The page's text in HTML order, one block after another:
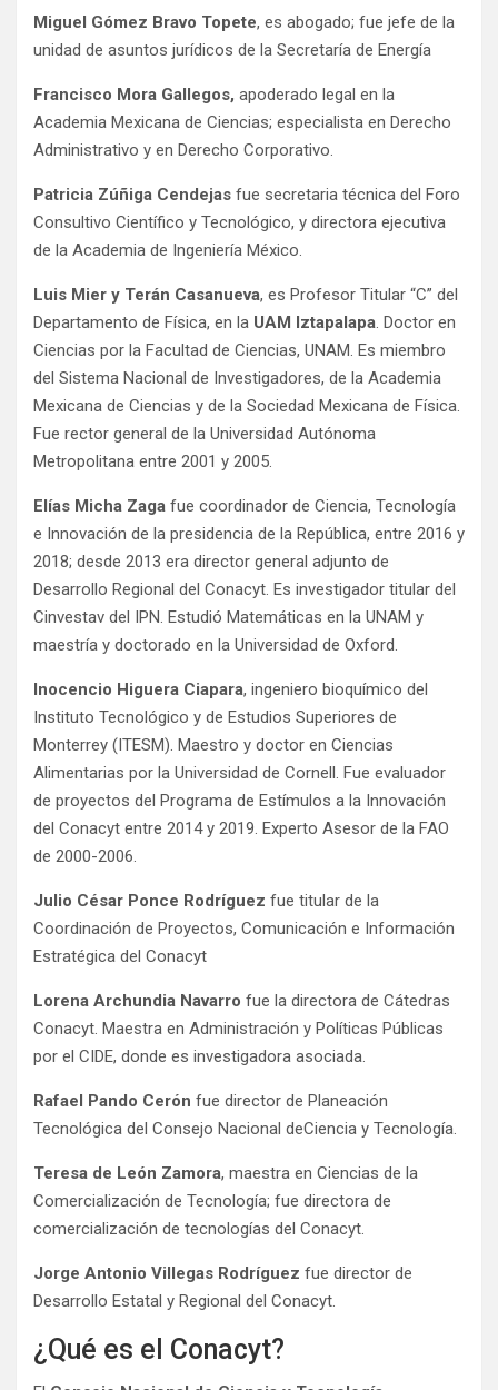
Miguel Gómez Bravo Topete, es abogado; fue jefe de la
unidad de asuntos jurídicos de la Secretaría de Energía
Francisco Mora Gallegos, apoderado legal en la
Academia Mexicana de Ciencias; especialista en Derecho
Administrativo y en Derecho Corporativo.
Patricia Zúñiga Cendejas fue secretaria técnica del Foro
Consultivo Científico y Tecnológico, y directora ejecutiva
de la Academia de Ingeniería México.
Luis Mier y Terán Casanueva, es Profesor Titular “C” del
Departamento de Física, en la UAM Iztapalapa. Doctor en
Ciencias por la Facultad de Ciencias, UNAM. Es miembro
del Sistema Nacional de Investigadores, de la Academia
Mexicana de Ciencias y de la Sociedad Mexicana de Física.
Fue rector general de la Universidad Autónoma
Metropolitana entre 2001 y 2005.
Elías Micha Zaga fue coordinador de Ciencia, Tecnología
e Innovación de la presidencia de la República, entre 2016 y
2018; desde 2013 era director general adjunto de
Desarrollo Regional del Conacyt. Es investigador titular del
Cinvestav del IPN. Estudió Matemáticas en la UNAM y
maestría y doctorado en la Universidad de Oxford.
Inocencio Higuera Ciapara, ingeniero bioquímico del
Instituto Tecnológico y de Estudios Superiores de
Monterrey (ITESM). Maestro y doctor en Ciencias
Alimentarias por la Universidad de Cornell. Fue evaluador
de proyectos del Programa de Estímulos a la Innovación
del Conacyt entre 2014 y 2019. Experto Asesor de la FAO
de 2000-2006.
Julio César Ponce Rodríguez fue titular de la
Coordinación de Proyectos, Comunicación e Información
Estratégica del Conacyt
Lorena Archundia Navarro fue la directora de Cátedras
Conacyt. Maestra en Administración y Políticas Públicas
por el CIDE, donde es investigadora asociada.
Rafael Pando Cerón fue director de Planeación
Tecnológica del Consejo Nacional deCiencia y Tecnología.
Teresa de León Zamora, maestra en Ciencias de la
Comercialización de Tecnología; fue directora de
comercialización de tecnologías del Conacyt.
Jorge Antonio Villegas Rodríguez fue director de
Desarrollo Estatal y Regional del Conacyt.
¿Qué es el Conacyt?